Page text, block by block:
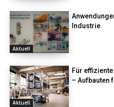
Aktuell
Industrie
Aktuell
Für
– Aufbauten